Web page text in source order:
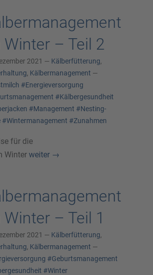
Winter – Teil 2
2021 — Kälberfütterung,
, Kälbermanagement —
#Energieversorgung
#Kälbergesundheit
#Management #Nesting-
#Wintermanagement #Zunahmen
für die
Winter weiter →
Winter – Teil 1
2021 — Kälberfütterung,
, Kälbermanagement —
#Geburtsmanagement
#Winter